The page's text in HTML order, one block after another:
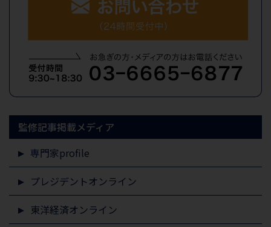
監修記事掲載メディア
専門家profile
プレジデントオンライン
東洋経済オンライン